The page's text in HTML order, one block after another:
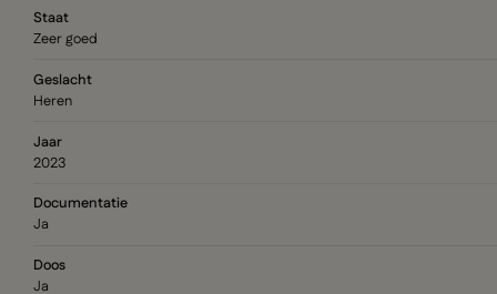
Staat
Zeer goed
Geslacht
Heren
Jaar
2023
Documentatie
Ja
Doos
Ja